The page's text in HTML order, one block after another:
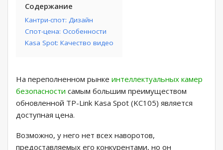
Содержание
Кантри-спот: Дизайн
Спот-цена: Особенности
Kasa Spot: Качество видео
На переполненном рынке интеллектуальных камер
безопасности самым большим преимуществом
обновленной TP-Link Kasa Spot (KC105) является
доступная цена.
Возможно, у него нет всех наворотов,
предоставляемых его конкурентами, но он